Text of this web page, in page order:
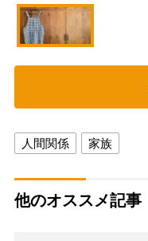
人間関係 家族
他のオススメ記事